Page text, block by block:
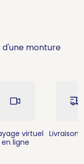
d'une monture
virtuel
en ligne
Livraison